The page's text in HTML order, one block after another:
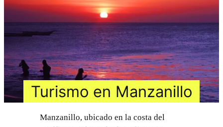
Turismo en Manzanillo
Manzanillo, ubicado en la costa del